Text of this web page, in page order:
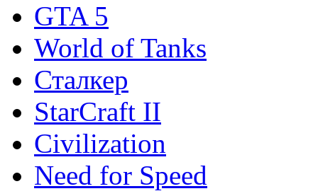
GTA 5
World of Tanks
Сталкер
StarCraft II
Civilization
Need for Speed